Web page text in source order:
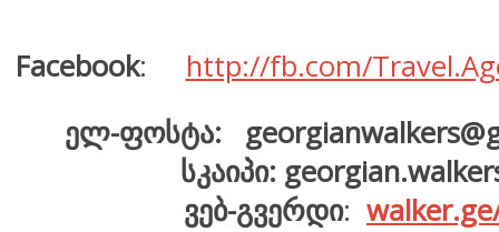
Facebook: http://fb.com/
ელ-ფოსტა:
სკაიპი:
ვებ-გვერდი: